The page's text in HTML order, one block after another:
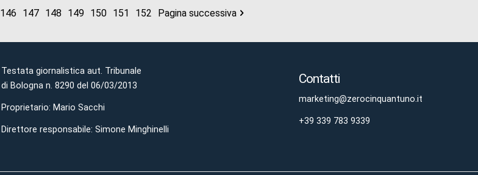
146 147 148 149 150 151 152 Pagina successiva
Testata giornalistica aut. Tribunale
di Bologna n. 8290 del 06/03/2013
Proprietario: Mario Sacchi
Direttore responsabile: Simone Minghinelli
Contatti
marketing@zerocinquantuno.it
+39 339 783 9339